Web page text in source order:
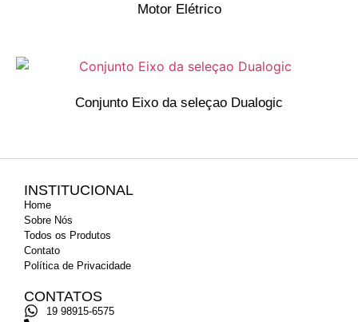
Motor Elétrico
Conjunto Eixo da seleçao Dualogic
INSTITUCIONAL
Home
Sobre Nós
Todos os Produtos
Contato
Política de Privacidade
CONTATOS
19 98915-6575